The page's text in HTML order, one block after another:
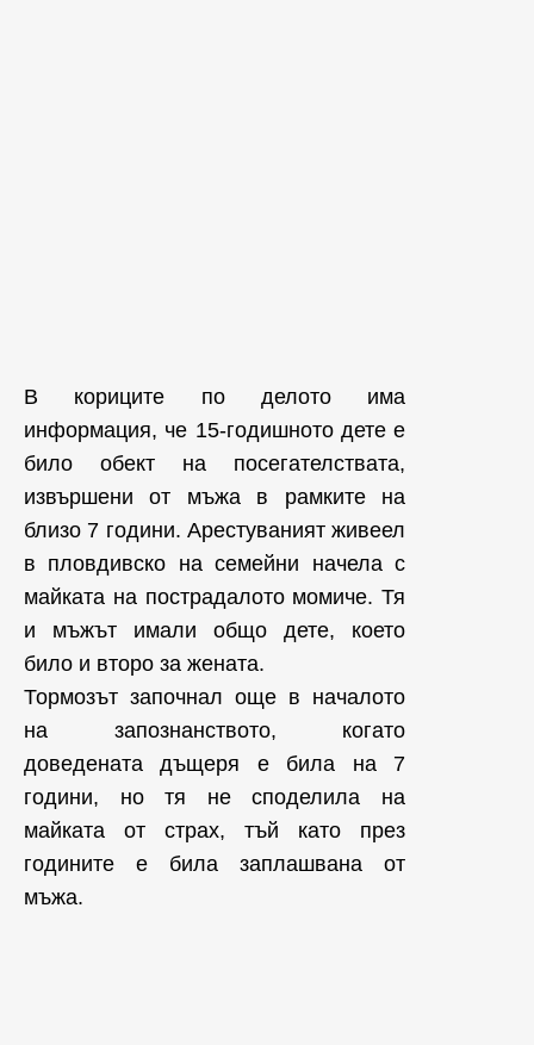
В кориците по делото има
информация, че 15-годишното дете е
било обект на посегателствата,
извършени от мъжа в рамките на
близо 7 години. Арестуваният живеел
в пловдивско на семейни начела с
майката на пострадалото момиче. Тя
и мъжът имали общо дете, което
било и второ за жената.
Тормозът започнал още в началото
на запознанството, когато
доведената дъщеря е била на 7
години, но тя не споделила на
майката от страх, тъй като през
годините е била заплашвана от
мъжа.